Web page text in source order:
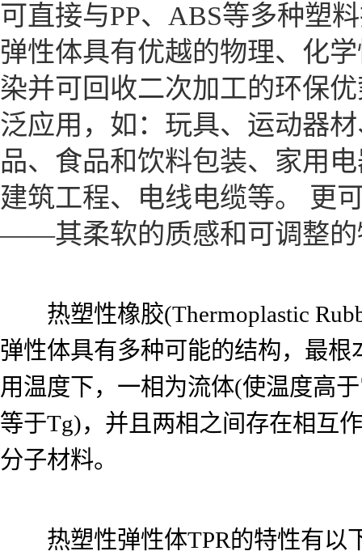
可直接与PP、ABS等多种塑
弹性体具有优越的物理、化
染并可回收二次加工的环保
泛应用，如：玩具、运动器
品、食品和饮料包装、家用
建筑工程、电线电缆等。 更
——其柔软的质感和可调整的
热塑性橡胶(Thermoplastic
弹性体具有多种可能的结构，最
用温度下，一相为流体(使温度高
等于Tg)，并且两相之间存在相互
分子材料。
热塑性弹性体TPR的特性有以